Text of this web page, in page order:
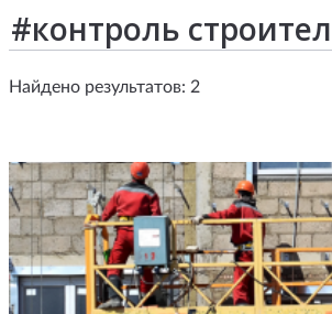
Найдено результатов: 2